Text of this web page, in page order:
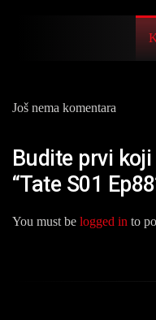
Još nema komentara
Budite prvi
“Tate S01
You must be logged in to